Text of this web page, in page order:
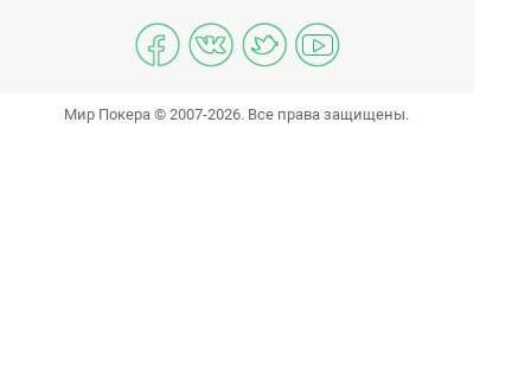
Мир Покера © 2007-2026. Все права защищены.